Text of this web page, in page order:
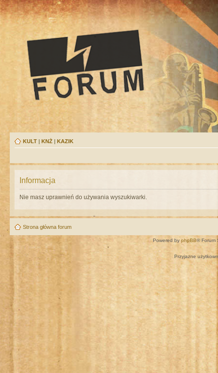
KULT | KNŻ | KAZIK
Informacja
Nie masz uprawnień do używania wyszukiwarki.
Strona główna forum
Powered by phpBB® Forum
Przyjazne